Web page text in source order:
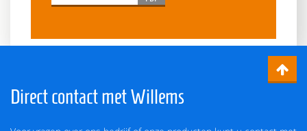
Direct contact met Willems